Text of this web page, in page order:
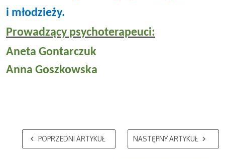
i młodzieży.
Prowadzący psychoterapeuci:
Aneta Gontarczuk
Anna Goszkowska
POPRZEDNI ARTYKUŁ NASTĘPNY ARTYKUŁ